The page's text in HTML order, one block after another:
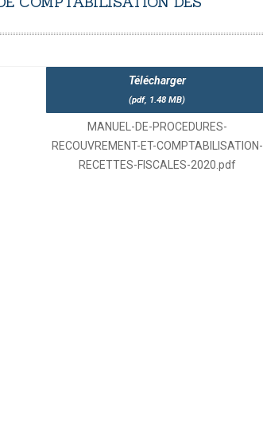
Télécharger
(pdf, 1.48 MB)
MANUEL-DE-PROCEDURES-
RECOUVREMENT-ET-COMPTABILISATION-
RECETTES-FISCALES-2020.pdf